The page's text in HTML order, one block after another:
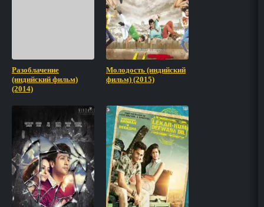
Разоблачение
(индийский фильм)
(2014)
Молодость (индийский
фильм) (2015)